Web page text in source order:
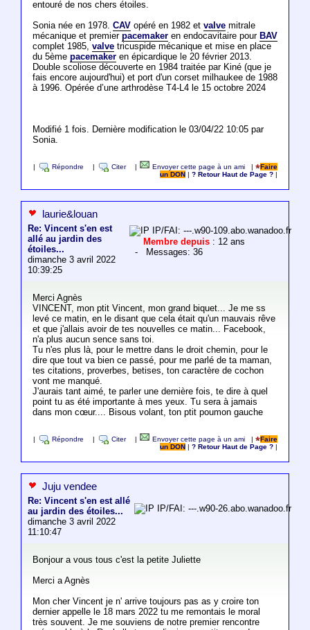
entouré de nos chers étoiles.
Sonia née en 1978. CAVopéré en 1982 et valvemitrale
mécanique et premier pacemakeren endocavitaire pour BAV
complet 1985, valvetricuspide mécanique et mise en place
du 5ème pacemakeren épicardique le 20 février 2013.
Double scoliose découverte en 1984 traitée par Kiné (que je
fais encore aujourd'hui) et port d'un corset milhaukee de 1988
à 1996. Opérée d’une arthrodèse T4-L4 le 15 octobre 2024
Modifié 1 fois. Dernière modification le 03/04/22 10:05 par
Sonia.
Répondre Citer Envoyer cette page à un ami |
Faire
un DON
|? Retour Haut de Page ?
laurie&louan
Re: Vincent s'en est
allé au jardin des
étoiles...
dimanche 3 avril 2022
10:39:25
IP/FAI: ---.w90-109.abo.wanadoo.fr
Membre depuis : 12 ans
- Messages: 36
Merci Agnès
VINCENT, mon ptit Vincent, mon grand biquet... Je me ss
levé ce matin, en le disant que cela était qu'un mauvais rêve
et que j'allais avoir de tes nouvelles ce matin... Facebook,
n'a plus aucun sence sans toi.
Tu n'es plus là, pour le mettre dans le droit chemin, pour le
dire que tout va bien ce passé, pour me parlé de ta maman,
tes citations, proverbes, betises, ton caractère de cochon
vont me manqué.
J'aurais tant aimé, te parler une dernière fois, te dire à quel
point tu as été importante à mes yeux. Tu sera à jamais
dans mon cœur.... Bisous volant, ton ptit poumon gauche
Répondre Citer Envoyer cette page à un ami |
Faire
un DON
|? Retour Haut de Page ?
Juju vendee
Re: Vincent s'en est allé
au jardin des étoiles...
dimanche 3 avril 2022
11:10:47
IP/FAI: ---.w90-26.abo.wanadoo.fr
Bonjour a vous tous c'est la petite Juliette
Merci a Agnès
Mon cher Vincent je n' arrive toujours pas as y croire ton
dernier appelle le 18 mars 2022 tu me remontais le moral
très souvent. Je me souviens de notre premier rencontre